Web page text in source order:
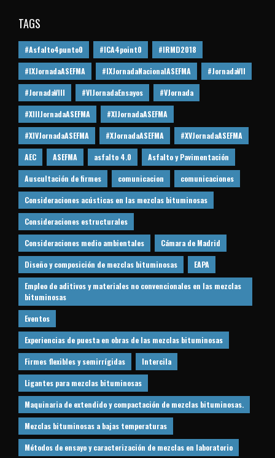
TAGS
#Asfalto4punto0 #ICA4point0 #IRMD2018
#IXJornadaASEFMA #IXJornadaNacionalASEFMA #JornadaVII
#JornadaVIII #VIJornadaEnsayos #VJornada
#XIIIJornadaASEFMA #XIJornadaASEFMA
#XIVJornadaASEFMA #XJornadaASEFMA #XVJornadaASEFMA
AEC ASEFMA asfalto 4.0 Asfalto y Pavimentación
Auscultación de firmes comunicacion comunicaciones
Consideraciones acústicas en las mezclas bituminosas
Consideraciones estructurales
Consideraciones medio ambientales Cámara de Madrid
Diseño y composición de mezclas bituminosas EAPA
Empleo de aditivos y materiales no convencionales en las mezclas
bituminosas
Eventos
Experiencias de puesta en obras de las mezclas bituminosas
Firmes flexibles y semirrígidas Intercila
Ligantes para mezclas bituminosas
Maquinaria de extendido y compactación de mezclas bituminosas.
Mezclas bituminosas a bajas temperaturas
Métodos de ensayo y caracterización de mezclas en laboratorio